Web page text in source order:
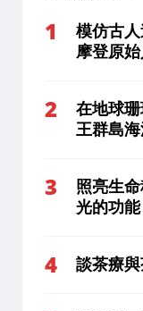
模仿古
摩登原始
在地球
王群島
照亮生
光的功
談茶療